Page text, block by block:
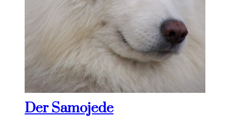
Der Samojede